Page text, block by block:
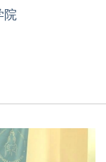
院